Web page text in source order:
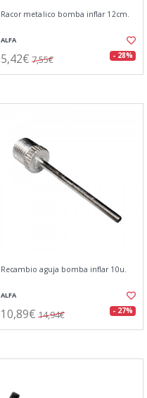
Racor metalico bomba inflar 12cm.
ALFA
5,42€ 7,55€ - 28%
Recambio aguja bomba inflar 10u.
ALFA
10,89€ 14,94€ - 27%